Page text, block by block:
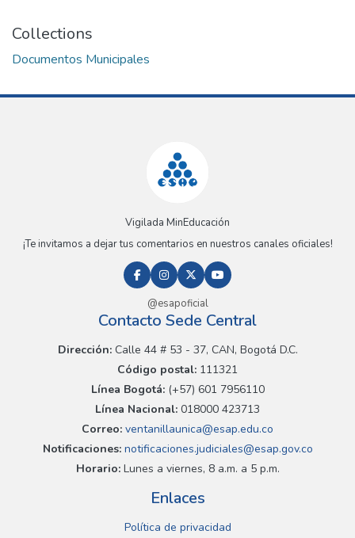
Collections
Documentos Municipales
Vigilada MinEducación
¡Te invitamos a dejar tus comentarios en nuestros canales oficiales!
@esapoficial
Contacto Sede Central
Dirección:Calle 44 # 53 - 37, CAN, Bogotá D.C.
Código postal: 111321
Línea Bogotá:(+57) 601 7956110
Línea Nacional: 018000 423713
Correo: ventanillaunica@esap.edu.co
Notificaciones:notificaciones.judiciales@esap.gov.co
Horario:Lunes a viernes, 8 a.m. a 5 p.m.
Enlaces
Política de privacidad